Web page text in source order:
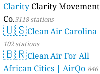
Clarity Clarity Movement
Co.3118 stations
🇺🇸Clean Air Carolina
102 stations
🇧🇷Clean Air For All
African Cities | AirQo 846